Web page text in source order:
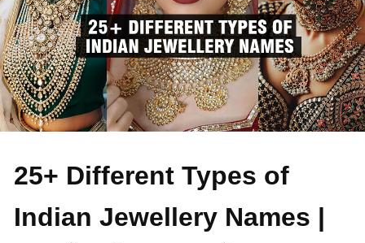
25+ Different Types of
Indian Jewellery Names |